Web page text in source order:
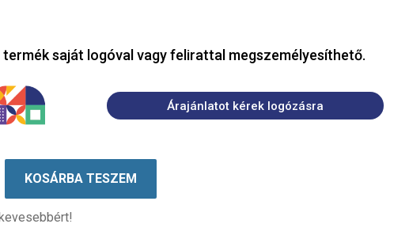
termék saját logóval vagy felirattal megszemélyesíthető.
Árajánlatot kérek logózásra
KOSÁRBA TESZEM